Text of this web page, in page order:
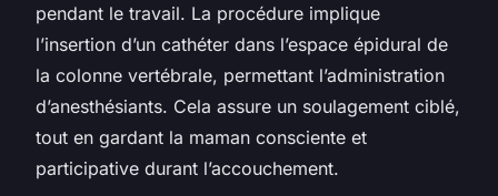
pendant le travail. La procédure implique
l’insertion d’un cathéter dans l’espace épidural de
la colonne vertébrale, permettant l’administration
d’anesthésiants. Cela assure un soulagement ciblé,
tout en gardant la maman consciente et
participative durant l’accouchement.